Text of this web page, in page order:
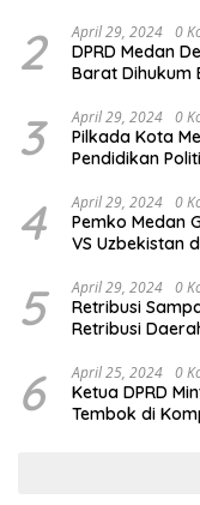
2 April 29, 2024 0
DPRD Medan
Barat Dihukum
3 April 29, 2024 0
Pilkada Kota
Pendidikan
4 April 29, 2024 0
Pemko Medan
VS Uzbekistan
5 April 29, 2024 0
Retribusi
Retribusi
6 April 25, 2024 0
Ketua DPRD
Tembok di